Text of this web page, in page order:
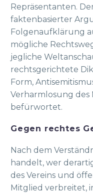
Repräsentanten.
faktenbasierter
Folgenaufklärung
mögliche
jegliche
rechtsgerichtete
Form,
Verharmlosung des
befürwortet.
Gegen rechtes
Nach dem
handelt, wer
des Vereins und
Mitglied verbreitet,